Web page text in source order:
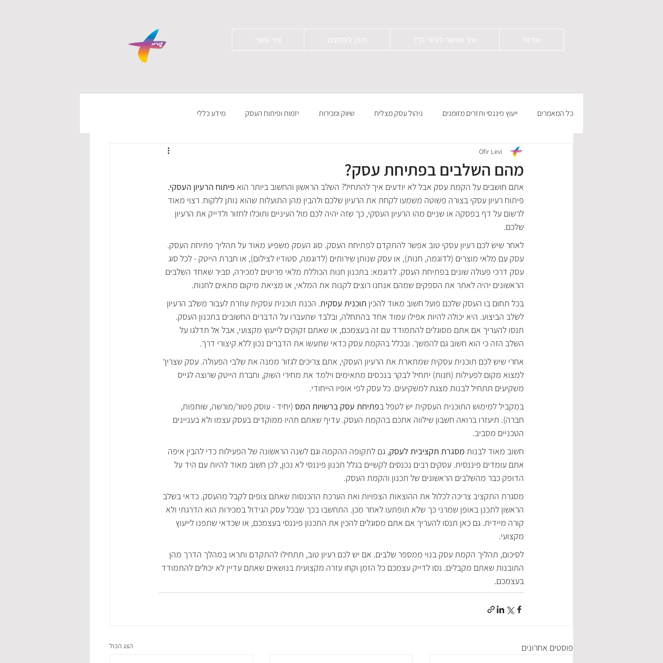
אודות איך אפשר לעזור לך? תוכן לעסקים צור קשר
כל המאמרים ייעוץ פיננסי ותזרים מזומנים ניהול עסק מצליח שיווק ומכירות יזמות ופיתוח העסק מידע כללי
מהם השלבים בפתיחת עסק?
Ofir Levi
אתם חושבים על הקמת עסק אבל לא יודעים איך להתחיל? השלב הראשון והחשוב ביותר הוא פיתוח הרעיון העסקי.
פיתוח רעיון עסקי בצורה פשוטה משמעו לקחת את הרעיון שלכם ולהבין מהן התועלות שהוא נותן ללקוח. רצוי מאוד
לרשום על דף בפסקה או שניים מהו הרעיון העסקי, כך שזה יהיה לכם מול העיניים ותוכלו לחזור ולדייק את הרעיון
שלכם.
לאחר שיש לכם רעיון עסקי טוב אפשר להתקדם לפתיחת העסק. סוג העסק משפיע מאוד על תהליך פתיחת העסק.
עסק עם מלאי מוצרים (לדוגמה, חנות), או עסק שנותן שירותים (לדוגמה, סטודיו לצילום), או חברת הייטק - לכל סוג
עסק דרכי פעולה שונים בפתיחת העסק. לדוגמא: בתכנון חנות הכוללת מלאי פריטים למכירה, סביר שאחד השלבים
הראשונים יהיה לאתר את הספקים שמהם אנחנו רוצים לקנות את המלאי, או מציאת מיקום מתאים לחנות.
בכל תחום בו העסק שלכם פועל חשוב מאוד להכין תוכנית עסקית. הכנת תוכנית עסקית עוזרת לעבור משלב הרעיון
לשלב הביצוע. היא יכולה להיות אפילו עמוד אחד בהתחלה, ובלבד שתעברו על הדברים החשובים בתכנון העסק.
תנסו להעריך אם אתם מסוגלים להתמודד עם זה בעצמכם, או שאתם זקוקים לייעוץ מקצועי, אבל אל תדלגו על
השלב הזה כי הוא חשוב גם להמשך. ובכלל בהקמת עסק כדאי שתעשו את הדברים נכון ללא קיצורי דרך.
אחרי שיש לכם תוכנית עסקית שמתארת את הרעיון העסקי, אתם צריכים לגזור ממנה את שלבי הפעולה. עסק שצריך
למצוא מקום לפעילות (חנות) יתחיל לבקר בנכסים מתאימים וילמד את מחירי השוק, וחברת הייטק שרוצה לגייס
משקיעים תתחיל לבנות מצגת למשקיעים. כל עסק לפי אופיו הייחודי.
במקביל למימוש התוכנית העסקית יש לטפל בפתיחת עסק ברשויות המס (יחיד - עוסק פטור/מורשה, שותפות,
חברה). תיעזרו ברואה חשבון שילווה אתכם בהקמת העסק. עדיף שאתם תהיו ממוקדים בעסק עצמו ולא בעניינים
הטכניים מסביב.
חשוב מאוד לבנות מסגרת תקציבית לעסק, גם לתקופה ההקמה וגם לשנה הראשונה של הפעילות כדי להבין איפה
אתם עומדים פיננסית. עסקים רבים נכנסים לקשיים בגלל תכנון פיננסי לא נכון, לכן חשוב מאוד להיות עם היד על
הדופק כבר מהשלבים הראשונים של תכנון והקמת העסק.
מסגרת התקציב צריכה לכלול את ההוצאות הצפויות ואת הערכת ההכנסות שאתם צופים לקבל מהעסק. כדאי בשלב
הראשון לתכנן באופן שמרני כך שלא תופתעו לאחר מכן. התחשבו בכך שבכל עסק הגידול במכירות הוא הדרגתי ולא
קורה מיידית. גם כאן תנסו להעריך אם אתם מסוגלים להכין את התכנון פיננסי בעצמכם, או שכדאי שתפנו לייעוץ
מקצועי.
לסיכום, תהליך הקמת עסק בנוי ממספר שלבים. אם יש לכם רעיון טוב, תתחילו להתקדם ותראו במהלך הדרך מהן
התובנות שאתם מקבלים. נסו לדייק עצמכם כל הזמן וקחו עזרה מקצועית בנושאים שאתם עדיין לא יכולים להתמודד
בעצמכם.
פוסטים אחרונים הצג הכול